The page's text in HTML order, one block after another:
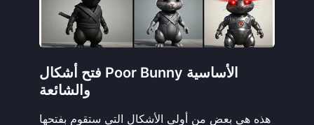
فتح أشكال Poor Bunny الأساسية
والشائعة
هذه هي بعض من أولى الأشكال التي ستقوم بفتحها